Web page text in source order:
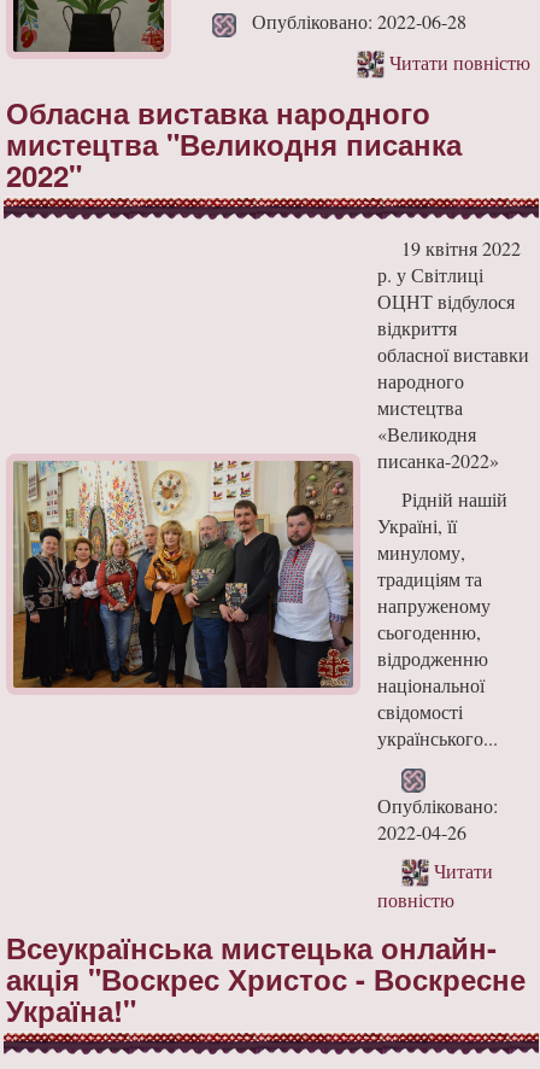
Опубліковано: 2022-06-28
Читати повністю
Обласна виставка народного
мистецтва "Великодня писанка
2022"
19 квітня 2022
р. у Світлиці
ОЦНТ відбулося
відкриття
обласної виставки
народного
мистецтва
«Великодня
писанка-2022»
Рідній нашій
Україні, її
минулому,
традиціям та
напруженому
сьогоденню,
відродженню
національної
свідомості
українського...
Опубліковано:
2022-04-26
Читати
повністю
Всеукраїнська мистецька онлайн-
акція "Воскрес Христос - Воскресне
Україна!"